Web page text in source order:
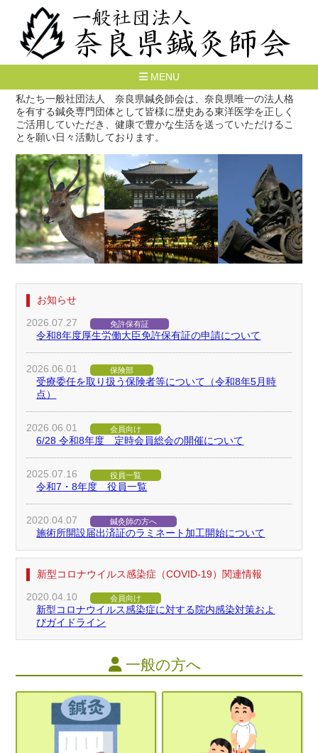
MENU
私たち一般社団法人 奈良県鍼灸師会は、奈良県唯一の法人格
を有する鍼灸専門団体として皆様に歴史ある東洋医学を正しく
ご活用していただき、健康で豊かな生活を送っていただけるこ
とを願い日々活動しております。
お知らせ
2026.07.27 免許保有証
令和8年度厚生労働大臣免許保有証の申請について
2026.06.01 保険部
受療委任を取り扱う保険者等について（令和8年5月時
点）
2026.06.01 会員向け
6/28 令和8年度 定時会員総会の開催について
2025.07.16 役員一覧
令和7・8年度 役員一覧
2020.04.07 鍼灸師の方へ
施術所開設届出済証のラミネート加工開始について
新型コロナウイルス感染症（COVID-19）関連情報
2020.04.10 会員向け
新型コロナウイルス感染症に対する院内感染対策およ
びガイドライン
一般の方へ